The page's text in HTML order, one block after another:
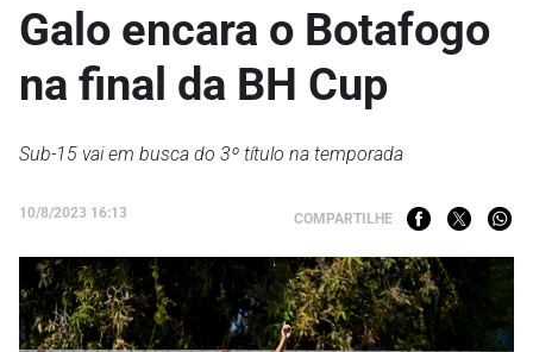
Galo encara o Botafogo
na final da BH Cup
Sub-15 vai em busca do 3º título na temporada
10/8/2023 16:13 COMPARTILHE